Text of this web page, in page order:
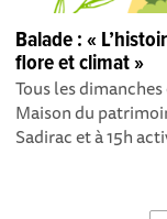
Balade : «
flore et climat »
Tous les
Maison du
Sadirac et à 15h